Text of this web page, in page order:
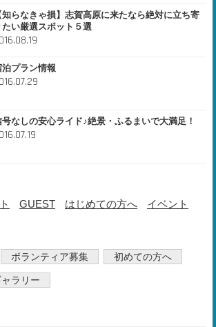
知らなきゃ損】志賀高原に来たなら絶対に立ち寄
たい厳選スポット５選
泊プラン情報
号なしの安心ライド♪絶景・ふるまいで大満足！
GUEST はじめての方へ イベント
ボランティア募集 初めての方へ
ャラリー